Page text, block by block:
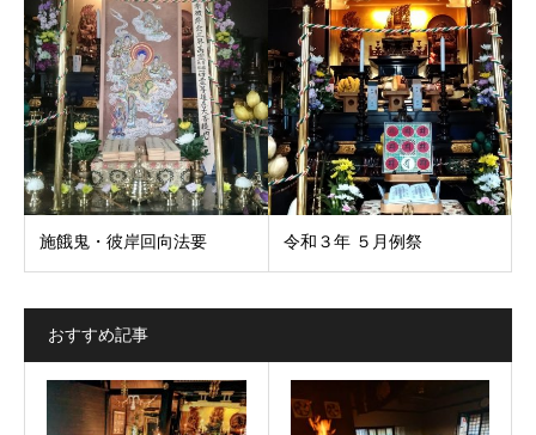
施餓鬼・彼岸回向法要 令和３年 ５月例祭
おすすめ記事